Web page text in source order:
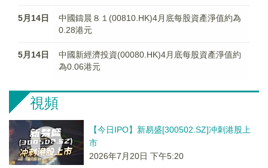
5月14日
中國鑄晨８１(00810.HK)4月底每股資產淨值約為
0.28港元
5月14日
中國新經濟投資(00080.HK)4月底每股資產淨值約
為0.06港元
視頻
【今日IPO】新易盛[300502.SZ]冲刺港股上
市
2026年7月20日 下午5:20